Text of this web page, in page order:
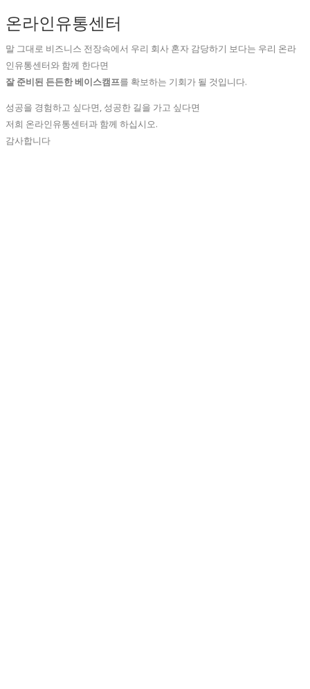
온라인유통센터
말 그대로 비즈니스 전장속에서 우리 회사 혼자 감당하기 보다는 우리 온라
인유통센터와 함께 한다면
잘 준비된 든든한 베이스캠프를 확보하는 기회가 될 것입니다.
성공을 경험하고 싶다면, 성공한 길을 가고 싶다면
저희 온라인유통센터과 함께 하십시오.
감사합니다